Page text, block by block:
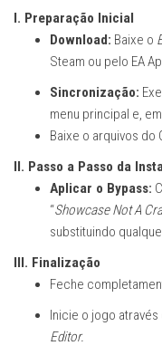
I. Preparação Inicial
Download: Baixe o
Steam ou pelo EA
Sincronização:
menu principal e,
Baixe o arquivos do
II. Passo a Passo da
Aplicar o Bypass:
“Showcase Not A
substituindo
III. Finalização
Feche
Inicie o jogo através
Editor.